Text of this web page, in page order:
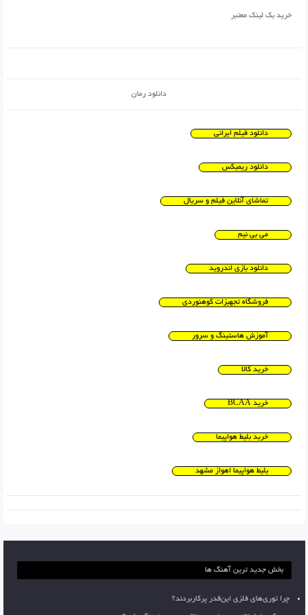
خرید بک لینک معتبر
دانلود رمان
دانلود فیلم ایرانی
دانلود ریمیکس
تماشای آنلاین فیلم و سریال
می بی نیم
دانلود بازی اندروید
فروشگاه تجهیزات کوهنوردی
آموزش هاستینگ و سرور
خرید کالا
خرید BCAA
خرید بلیط هواپیما
بلیط هواپیما اهواز مشهد
بخش جدید ترین آهنگ ها
چرا توری‌های فلزی این‌قدر پرکاربردند؟